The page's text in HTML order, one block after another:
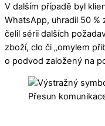
V dalším případě byl
WhatsApp, uhradil 50 %
čelil sérii dalších
zboží, clo či „omylem
o podvod založený na
Přesun